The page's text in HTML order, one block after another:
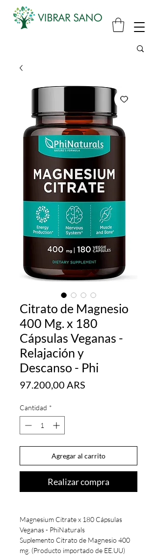
Citrato de Magnesio
400 Mg. x 180
Cápsulas Veganas -
Relajación y
Descanso - Phi
97.200,00 ARS
Cantidad *
Agregar al carrito
Realizar compra
Magnesium Citrate x 180 Cápsulas
Veganas - PhiNaturals
Suplemento Citrato de Magnesio 400
mg. (Producto importado de EE.UU)